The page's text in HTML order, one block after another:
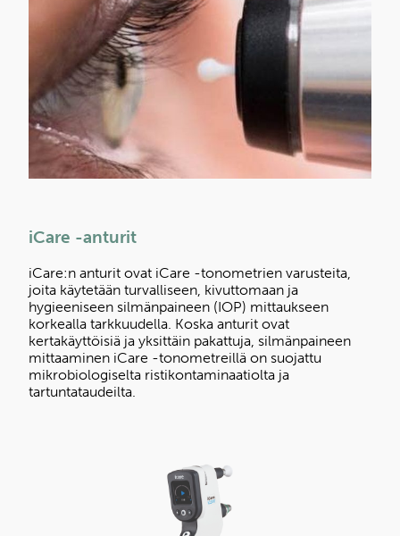
iCare -anturit
iCare:n anturit ovat iCare -tonometrien varusteita,
joita käytetään turvalliseen, kivuttomaan ja
hygieeniseen silmänpaineen (IOP) mittaukseen
korkealla tarkkuudella. Koska anturit ovat
kertakäyttöisiä ja yksittäin pakattuja, silmänpaineen
mittaaminen iCare -tonometreillä on suojattu
mikrobiologiselta ristikontaminaatiolta ja
tartuntataudeilta.